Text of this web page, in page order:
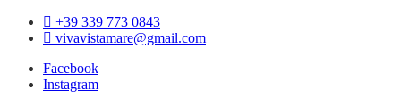
Skip
+39 339 773 0843
vivavistamare@gmail.com
Facebook
Instagram